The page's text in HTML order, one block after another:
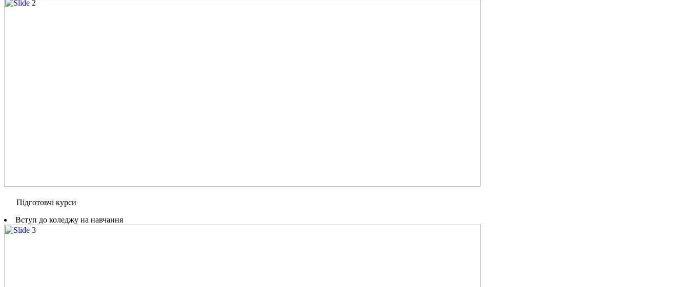
Підготовчі курси
Вступ до коледжу на навчання